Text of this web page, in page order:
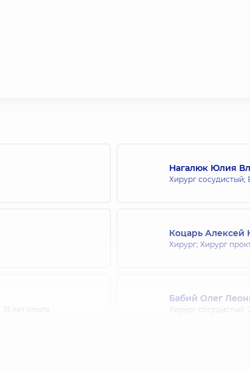
Нагалюк Юлия
Хирург сосудистый;
Коцарь Алексей
Хирург; Хирург
13 лет опыта
Бабий Олег
Хирург сосудистый,